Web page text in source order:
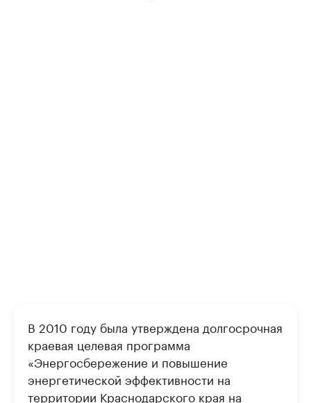
В 2010 году была утверждена долгосрочная
краевая целевая программа
«Энергосбережение и повышение
энергетической эффективности на
территории Краснодарского края на